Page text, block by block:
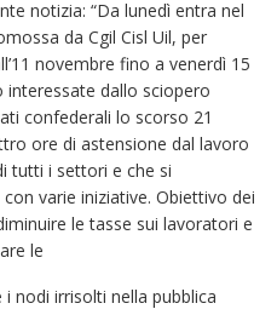
notizia: “Da lunedì entra nel
da Cgil Cisl Uil, per
novembre fino a venerdì 15
dallo sciopero
confederali lo scorso 21
ore di astensione dal lavoro
tutti i settori e che si
varie iniziative. Obiettivo dei
le tasse sui lavoratori e
le
nodi irrisolti nella pubblica